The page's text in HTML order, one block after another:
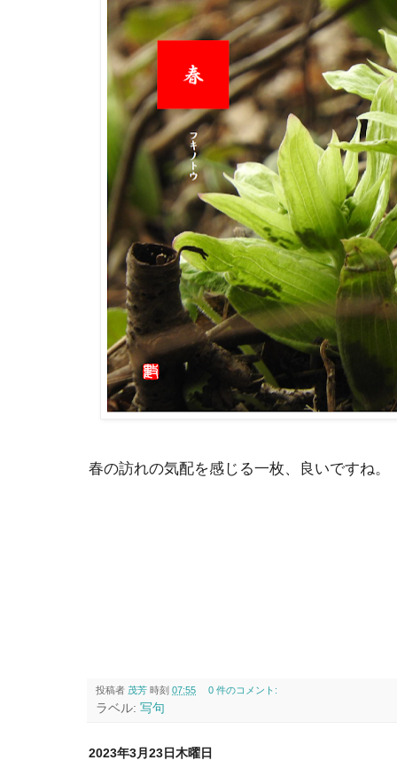
春の訪れの気配を感じる一枚、良いですね。
投稿者 茂芳 時刻 07:55 0 件のコメント:
ラベル: 写句
2023年3月23日木曜日